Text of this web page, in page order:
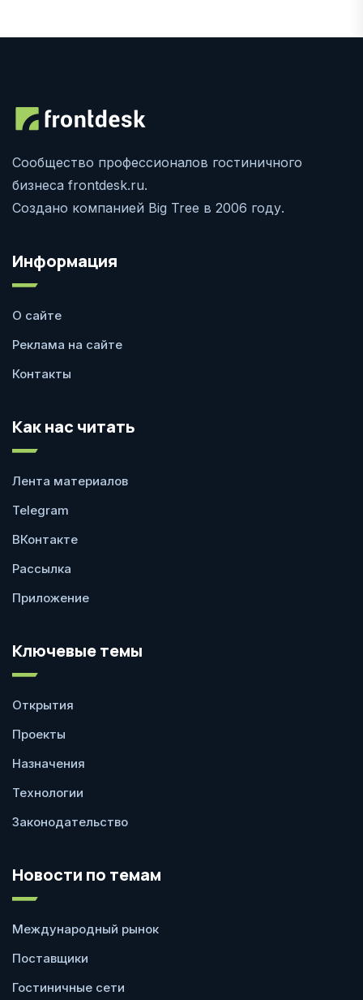
Сообщество профессионалов гостиничного
бизнеса frontdesk.ru.
Создано компанией Big Tree в 2006 году.
Информация
О сайте
Реклама на сайте
Контакты
Как нас читать
Лента материалов
Telegram
ВКонтакте
Рассылка
Приложение
Ключевые темы
Открытия
Проекты
Назначения
Технологии
Законодательство
Новости по темам
Международный рынок
Поставщики
Гостиничные сети